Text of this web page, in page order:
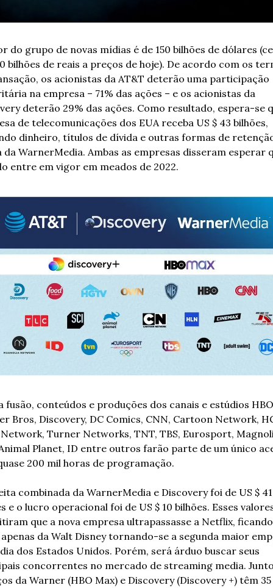
do grupo de novas mídias é de 150 bilhões de dólares
bilhões de reais a preços de hoje). De acordo com os
os acionistas da AT&T deterão uma participação
na empresa – 71% das ações – e os acionistas da
deterão 29% das ações. Como resultado, espera-se
de telecomunicações dos EUA receba US $ 43 bilhões,
dinheiro, títulos de dívida e outras formas de
da WarnerMedia. Ambas as empresas disseram esperar
entre em vigor em meados de 2022.
fusão, conteúdos e produções dos canais e estúdios
Bros, Discovery, DC Comics, CNN, Cartoon Network,
Turner Networks, TNT, TBS, Eurosport,
Planet, ID entre outros farão parte de um único
200 mil horas de programação.
combinada da WarnerMedia e Discovery foi de US $ 41
e o lucro operacional foi de US $ 10 bilhões. Esses
que a nova empresa ultrapassasse a Netflix, ficando
da Walt Disney tornando-se a segunda maior
dos Estados Unidos. Porém, será árduo buscar seus
concorrentes no mercado de streaming media.
da Warner (HBO Max) e Discovery (Discovery +) têm 35